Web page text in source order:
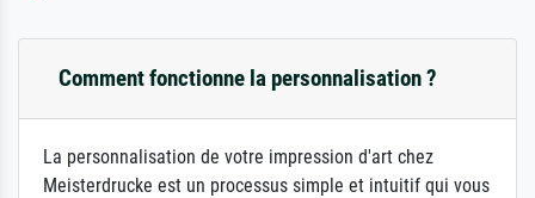
Comment fonctionne la personnalisation ?
La personnalisation de votre impression d'art chez
Meisterdrucke est un processus simple et intuitif qui vous